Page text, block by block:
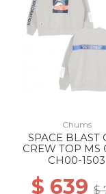
Chums
SPACE BLAST
CREW TOP MS
H/GRAY
CH00-1503
$ 639 $